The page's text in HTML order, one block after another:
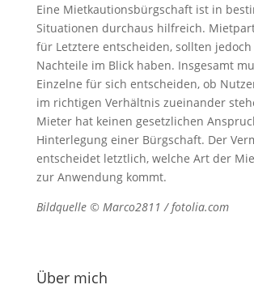
Eine Mietkautionsbürgschaft ist in
Situationen durchaus hilfreich.
für Letztere entscheiden, sollten
Nachteile im Blick haben. Insgesamt
Einzelne für sich entscheiden, ob
im richtigen Verhältnis zueinander
Mieter hat keinen gesetzlichen
Hinterlegung einer Bürgschaft. Der
entscheidet letztlich, welche Art der
zur Anwendung kommt.
Bildquelle © Marco2811 / fotolia.com
Über mich